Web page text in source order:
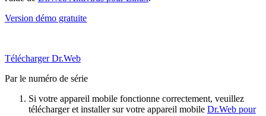
Version démo gratuite
Télécharger Dr.Web
Par le numéro de série
Si votre appareil mobile fonctionne correctement, veuillez
télécharger et installer sur votre appareil mobile Dr.Web pour